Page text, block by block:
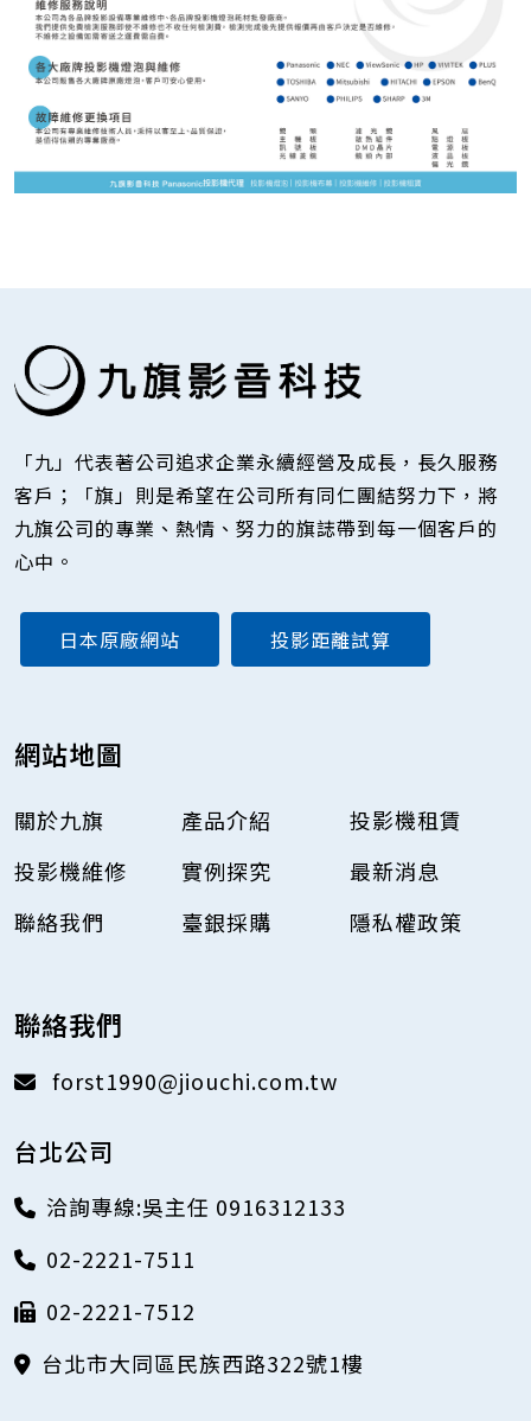
「九」代表著公司追求企業永續經營及成長，長久服務
客戶；「旗」則是希望在公司所有同仁團結努力下，將
九旗公司的專業、熱情、努力的旗誌帶到每一個客戶的
心中。
日本原廠網站 投影距離試算
網站地圖
關於九旗 產品介紹
投影機租賃
投影機維修
實例探究
最新消息
聯絡我們
臺銀採購 隱私權政策
聯絡我們
forst1990@jiouchi.com.tw
台北公司
洽詢專線:吳主任 0916312133
02-2221-7511
02-2221-7512
台北市大同區民族西路322號1樓